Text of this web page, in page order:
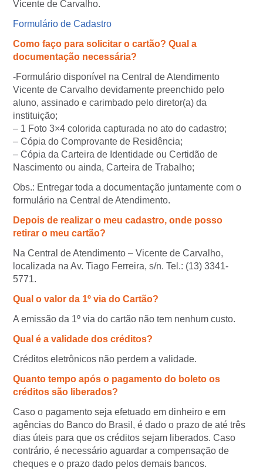
Vicente de Carvalho.
Formulário de Cadastro
Como faço para solicitar o cartão? Qual a
documentação necessária?
-Formulário disponível na Central de Atendimento
Vicente de Carvalho devidamente preenchido pelo
aluno, assinado e carimbado pelo diretor(a) da
instituição;
– 1 Foto 3×4 colorida capturada no ato do cadastro;
– Cópia do Comprovante de Residência;
– Cópia da Carteira de Identidade ou Certidão de
Nascimento ou ainda, Carteira de Trabalho;
Obs.: Entregar toda a documentação juntamente com o
formulário na Central de Atendimento.
Depois de realizar o meu cadastro, onde posso
retirar o meu cartão?
Na Central de Atendimento – Vicente de Carvalho,
localizada na Av. Tiago Ferreira, s/n. Tel.: (13) 3341-
5771.
Qual o valor da 1º via do Cartão?
A emissão da 1º via do cartão não tem nenhum custo.
Qual é a validade dos créditos?
Créditos eletrônicos não perdem a validade.
Quanto tempo após o pagamento do boleto os
créditos são liberados?
Caso o pagamento seja efetuado em dinheiro e em
agências do Banco do Brasil, é dado o prazo de até três
dias úteis para que os créditos sejam liberados. Caso
contrário, é necessário aguardar a compensação de
cheques e o prazo dado pelos demais bancos.